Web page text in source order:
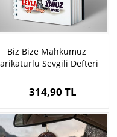
Biz Bize Mahkumuz
Sevgili Defteri
314,90 TL